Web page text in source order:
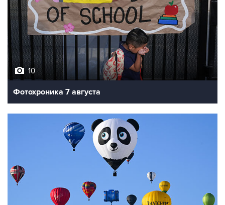
10
Фотохроника 7 августа